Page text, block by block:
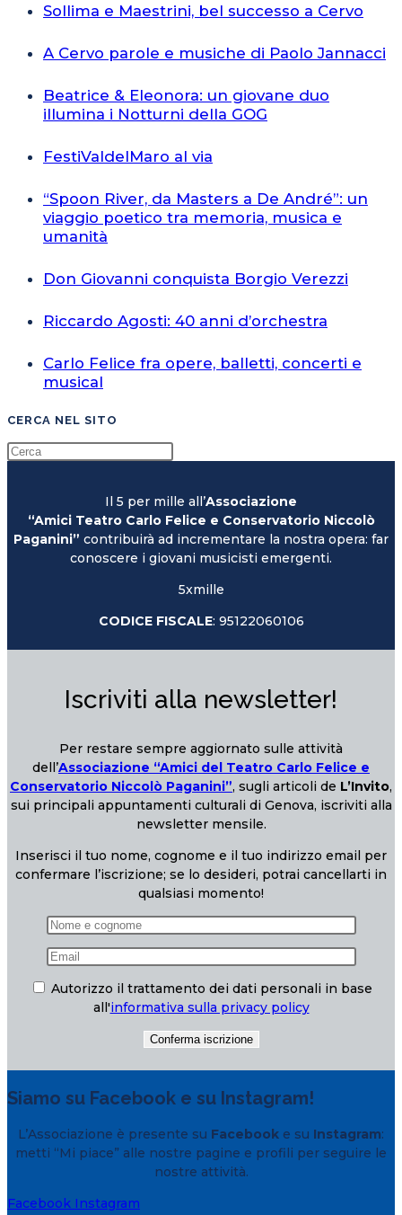
Sollima e Maestrini, bel successo a Cervo
A Cervo parole e musiche di Paolo Jannacci
Beatrice & Eleonora: un giovane duo
illumina i Notturni della GOG
FestiValdelMaro al via
“Spoon River, da Masters a De André”: un
viaggio poetico tra memoria, musica e
umanità
Don Giovanni conquista Borgio Verezzi
Riccardo Agosti: 40 anni d’orchestra
Carlo Felice fra opere, balletti, concerti e
musical
CERCA NEL SITO
Il 5 per mille all’Associazione
“Amici Teatro Carlo Felice e Conservatorio Niccolò
Paganini” contribuirà ad incrementare la nostra opera: far
conoscere i giovani musicisti emergenti.
5xmille
CODICE FISCALE: 95122060106
Iscriviti alla newsletter!
Per restare sempre aggiornato sulle attività
dell’Associazione “Amici del Teatro Carlo Felice e
Conservatorio Niccolò Paganini”, sugli articoli de L’Invito,
sui principali appuntamenti culturali di Genova, iscriviti alla
newsletter mensile.
Inserisci il tuo nome, cognome e il tuo indirizzo email per
confermare l’iscrizione; se lo desideri, potrai cancellarti in
qualsiasi momento!
Autorizzo il trattamento dei dati personali in base
all'informativa sulla privacy policy
Siamo su Facebook e su Instagram!
L’Associazione è presente su Facebook e su Instagram:
metti “Mi piace” alle nostre pagine e profili per seguire le
nostre attività.
Facebook Instagram